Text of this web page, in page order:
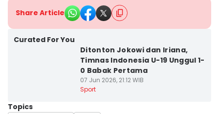
Share Article
Curated For You
Ditonton Jokowi dan Iriana,
Timnas Indonesia U-19 Unggul 1-
0 Babak Pertama
07 Jun 2026, 21:12 WIB
Sport
Topics